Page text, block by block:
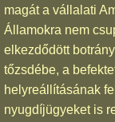
magát a vállalati
Államokra nem
elkezdődött
tőzsdébe, a
helyreállításának
nyugdíjügyeket is